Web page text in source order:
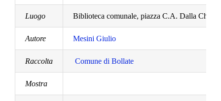
Luogo Biblioteca comunale, piazza C.A. Dalla Chiesa
Autore Mesini Giulio
Raccolta Comune di Bollate
Mostra